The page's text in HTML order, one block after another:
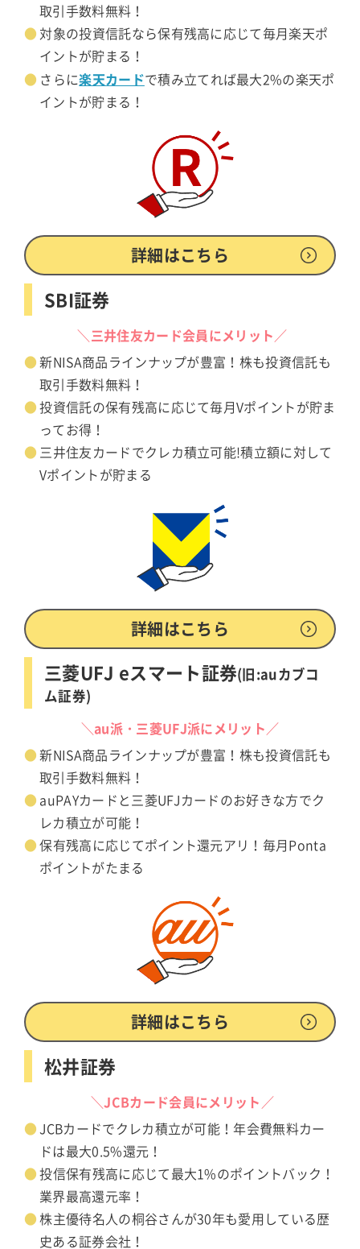
取引手数料無料！
対象の投資信託なら保有残高に応じて毎月楽天ポ
イントが貯まる！
さらに楽天カードで積み立てれば最大2%の楽天ポ
イントが貯まる！
詳細はこちら
SBI証券
＼三井住友カード会員にメリット／
新NISA商品ラインナップが豊富！株も投資信託も
取引手数料無料！
投資信託の保有残高に応じて毎月Vポイントが貯ま
ってお得！
三井住友カードでクレカ積立可能!積立額に対して
Vポイントが貯まる
詳細はこちら
三菱UFJ eスマート証券(旧:auカブコ
ム証券)
＼au派・三菱UFJ派にメリット／
新NISA商品ラインナップが豊富！株も投資信託も
取引手数料無料！
auPAYカードと三菱UFJカードのお好きな方でク
レカ積立が可能！
保有残高に応じてポイント還元アリ！毎月Ponta
ポイントがたまる
詳細はこちら
松井証券
＼JCBカード会員にメリット／
JCBカードでクレカ積立が可能！年会費無料カー
ドは最大0.5%還元！
投信保有残高に応じて最大1%のポイントバック！
業界最高還元率！
株主優待名人の桐谷さんが30年も愛用している歴
史ある証券会社！